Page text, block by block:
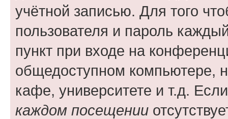
учётной записью. Для того
пользователя и пароль
пункт при входе на
общедоступном компьютере,
кафе, университете и т.д.
каждом посещении